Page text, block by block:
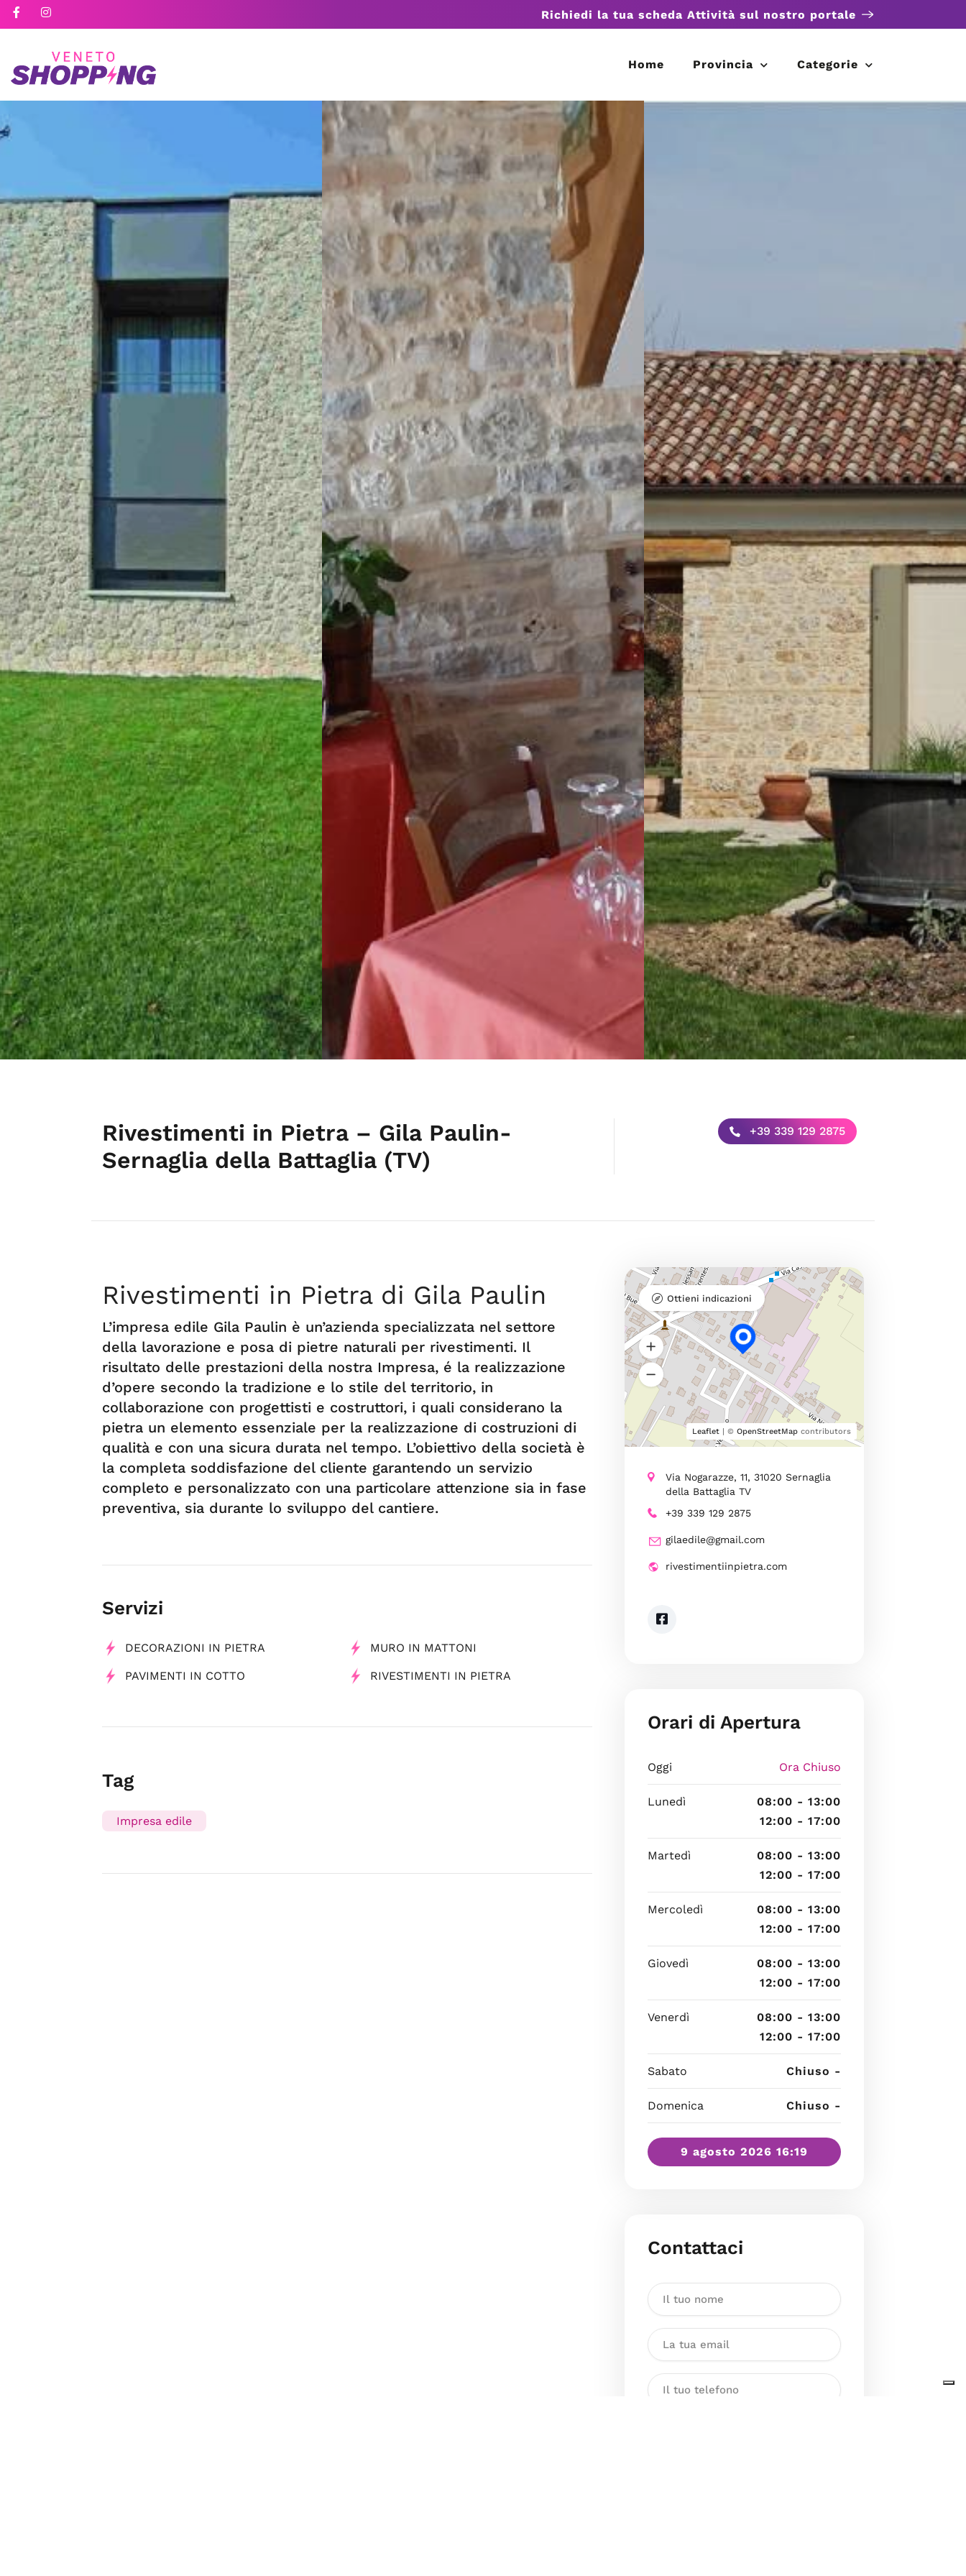
Richiedi la tua scheda Attività sul nostro portale
Home Provincia Categorie
Rivestimenti in Pietra – Gila Paulin-
Sernaglia della Battaglia (TV)
+39 339 129 2875
Rivestimenti in Pietra di Gila Paulin
L’impresa edile Gila Paulin è un’azienda specializzata nel settore
della lavorazione e posa di pietre naturali per rivestimenti. Il
risultato delle prestazioni della nostra Impresa, é la realizzazione
d’opere secondo la tradizione e lo stile del territorio, in
collaborazione con progettisti e costruttori, i quali considerano la
pietra un elemento essenziale per la realizzazione di costruzioni di
qualità e con una sicura durata nel tempo. L’obiettivo della società è
la completa soddisfazione del cliente garantendo un servizio
completo e personalizzato con una particolare attenzione sia in fase
preventiva, sia durante lo sviluppo del cantiere.
Servizi
DECORAZIONI IN PIETRA MURO IN MATTONI
PAVIMENTI IN COTTO RIVESTIMENTI IN PIETRA
Tag
Impresa edile
Leaflet| © OpenStreetMapcontributors
Ottieni indicazioni
Via Nogarazze, 11, 31020 Sernaglia
della Battaglia TV
+39 339 129 2875
gilaedile@gmail.com
rivestimentiinpietra.com
Orari di Apertura
Oggi Ora Chiuso
Lunedì
08:00 - 13:00
12:00 - 17:00
Martedì
08:00 - 13:00
12:00 - 17:00
Mercoledì
08:00 - 13:00
12:00 - 17:00
Giovedì
08:00 - 13:00
12:00 - 17:00
Venerdì
08:00 - 13:00
12:00 - 17:00
Sabato Chiuso -
Domenica Chiuso -
9 agosto 2026 16:19
Contattaci